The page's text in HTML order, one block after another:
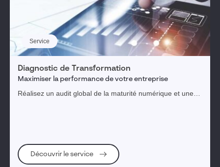
Service
Diagnostic de Transformation
Maximiser la performance de votre entreprise
Réalisez un audit global de la maturité numérique et une
Découvrir le service